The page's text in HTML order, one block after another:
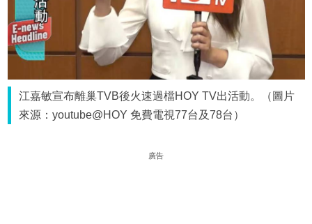
江嘉敏宣布離巢TVB後火速過檔HOY TV出活動。（圖片
來源：youtube@HOY 免費電視77台及78台）
廣告